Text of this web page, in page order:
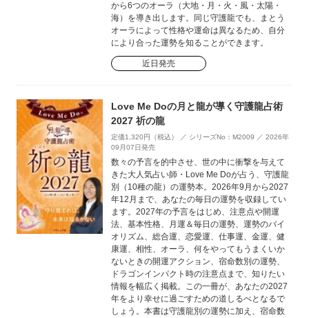
から6つのオーラ（大地・月・火・風・太陽・
海）を導き出します。同じ守護龍でも、まとう
オーラによって性格や運命は異なるため、自分
により合った運勢を知ることができます。
近日発売
Love Me Doの月と龍が導く守護龍占術
2027 祈の龍
定価1,320円（税込） ／ シリーズNo：M2009 ／ 2026年
09月07日発売
数々の予言を的中させ、世の中に衝撃を与えて
きた大人気占い師・Love Me Doが占う、守護龍
別（10種の龍）の運勢本。2026年9月から2027
年12月まで、あなたの毎日の運勢を収録してい
ます。2027年の予言をはじめ、注意点や開運
法、基本性格、月運＆毎日の運勢、運勢のバイ
オリズム、総合運、恋愛運、仕事運、金運、健
康運、相性、オーラ、何をやってもうまくいか
ないときの開運アクション、宿命数別の運勢、
ドラゴンインパクト時の注意点まで、知りたい
情報を幅広く掲載。この一冊が、あなたの2027
年をより幸せに過ごすための道しるべとなるで
しょう。本書は守護龍別の運勢に加え、宿命数